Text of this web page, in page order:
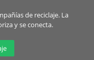
de reciclaje. La
y se conecta.